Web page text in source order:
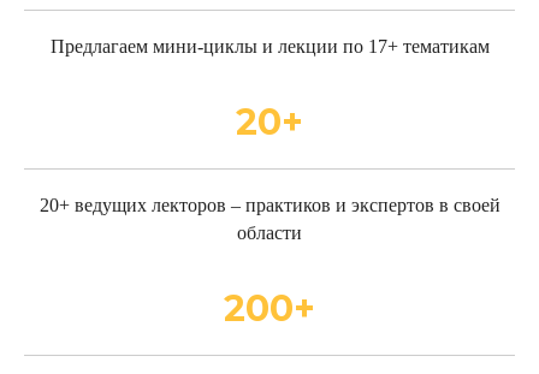
Предлагаем мини-циклы и лекции по 17+ тематикам
20+
20+ ведущих лекторов – практиков и экспертов в своей
области
200+